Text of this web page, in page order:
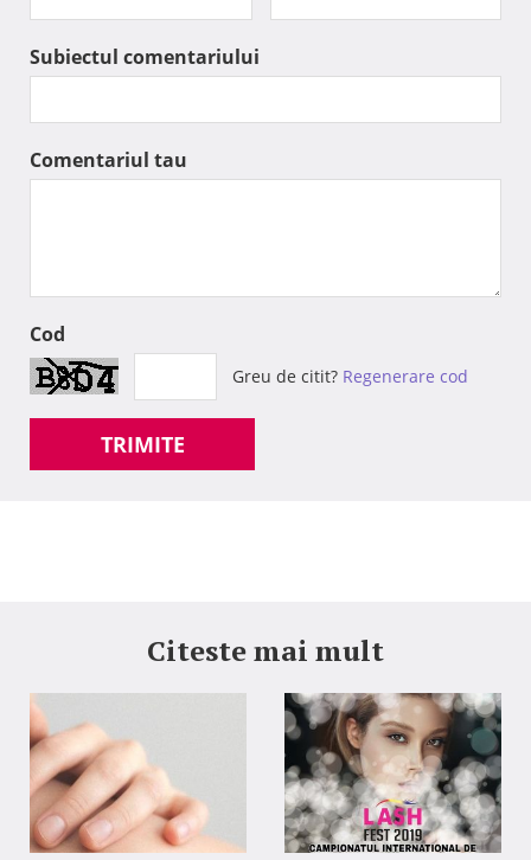
Subiectul comentariului
Comentariul tau
Cod
Greu de citit? Regenerare cod
TRIMITE
Citeste mai mult